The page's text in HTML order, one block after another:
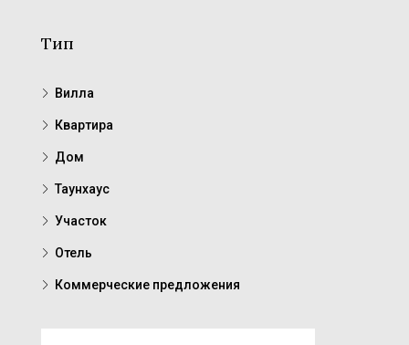
Тип
Вилла
Квартира
Дом
Таунхаус
Участок
Отель
Коммерческие предложения